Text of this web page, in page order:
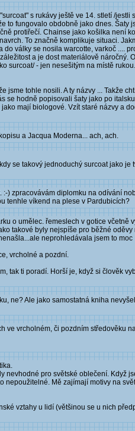
s rukávy ještě ve 14. stletí /jestli
to fungovalo obdobně jako dnes. Šaty
protiřečí. Chainse jako košilka není
To značně komplikuje situaci.
války se nosila warcotte, varkoč ....
a je dost materiálově náročný.
surcoat/ - jen nesešitým na místě rukou.
jsme tohle nosili. A ty názvy ... Takže
se hodně popisovali šaty jako po
mají biologové. Vzít staré názvy a
a Jacqua Moderna... ach, ach.
se takový jednoduchý surcoat jako je
:-) zpracovávám diplomku na odívání
tenhle víkend na plese v Pardubicích?
o umělec. řemeslech v gotice včetně
takové byly nejspíše pro běžné oděvy
neprohledávala jsem to moc
vrcholné a pozdní.
tak ti poradí. Horší je, když si člověk
ne? Ale jako samostatná kniha
ve vrcholném, či pozdním středověku
nevhodné pro světské oblečení. Když
nepoužitelné. Mě zajímají motivy na
vztahy u lidí (většinou se u nich